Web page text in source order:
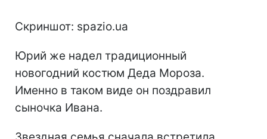
Скриншот: spazio.ua
Юрий же надел традиционный
новогодний костюм Деда Мороза.
Именно в таком виде он поздравил
сыночка Ивана.